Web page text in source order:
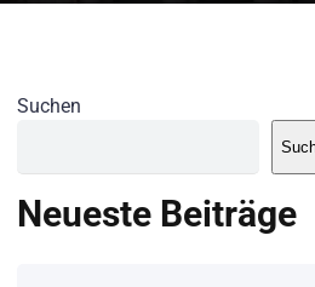
Suchen
Neueste Beiträge